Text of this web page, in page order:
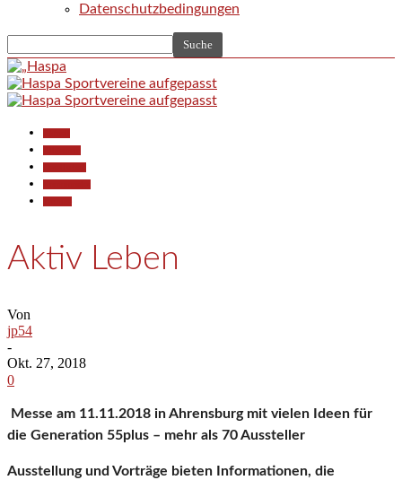
Datenschutzbedingungen
Aktiv Leben
Von
jp54
-
Okt. 27, 2018
0
Messe am 11.11.2018 in Ahrensburg mit vielen Ideen für
die Generation 55plus – mehr als 70 Aussteller
Ausstellung und Vorträge bieten Informationen, die